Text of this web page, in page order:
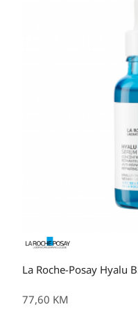
La Roche-Posay Hyalu
77,60 KM